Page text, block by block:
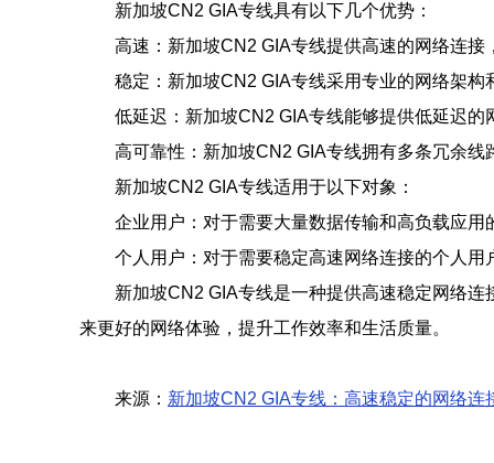
新加坡CN2 GIA专线具有以下几个优势：
高速：新加坡CN2 GIA专线提供高速的网络连
稳定：新加坡CN2 GIA专线采用专业的网络架
低延迟：新加坡CN2 GIA专线能够提供低延迟
高可靠性：新加坡CN2 GIA专线拥有多条冗余
新加坡CN2 GIA专线适用于以下对象：
企业用户：对于需要大量数据传输和高负载应
个人用户：对于需要稳定高速网络连接的个人
新加坡CN2 GIA专线是一种提供高速稳定网络
来更好的网络体验，提升工作效率和生活质量。
来源： 新加坡CN2 GIA专线：高速稳定的网络连